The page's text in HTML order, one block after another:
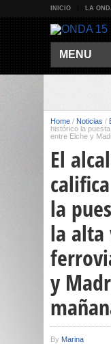
INICIO LA
MENU
Home / Noticias /
histórico la
entre Elche y
El
la
la alta
y
By Marina